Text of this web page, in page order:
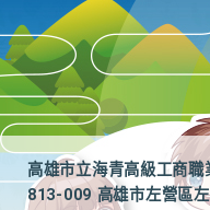
高雄市立海青高級工商職
813-009 高雄市左營區